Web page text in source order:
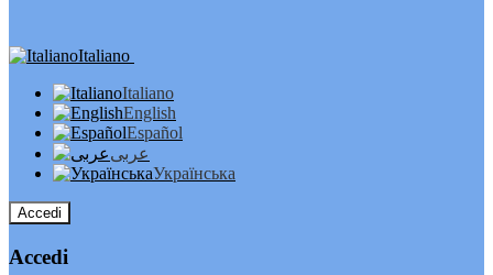
Italiano
Italiano
English
Español
عربى
Українська
Accedi
Accedi